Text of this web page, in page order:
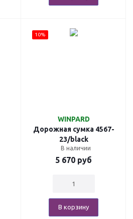
10%
WINPARD
Дорожная сумка 4567-
23/black
В наличии
5 670 руб
В корзину